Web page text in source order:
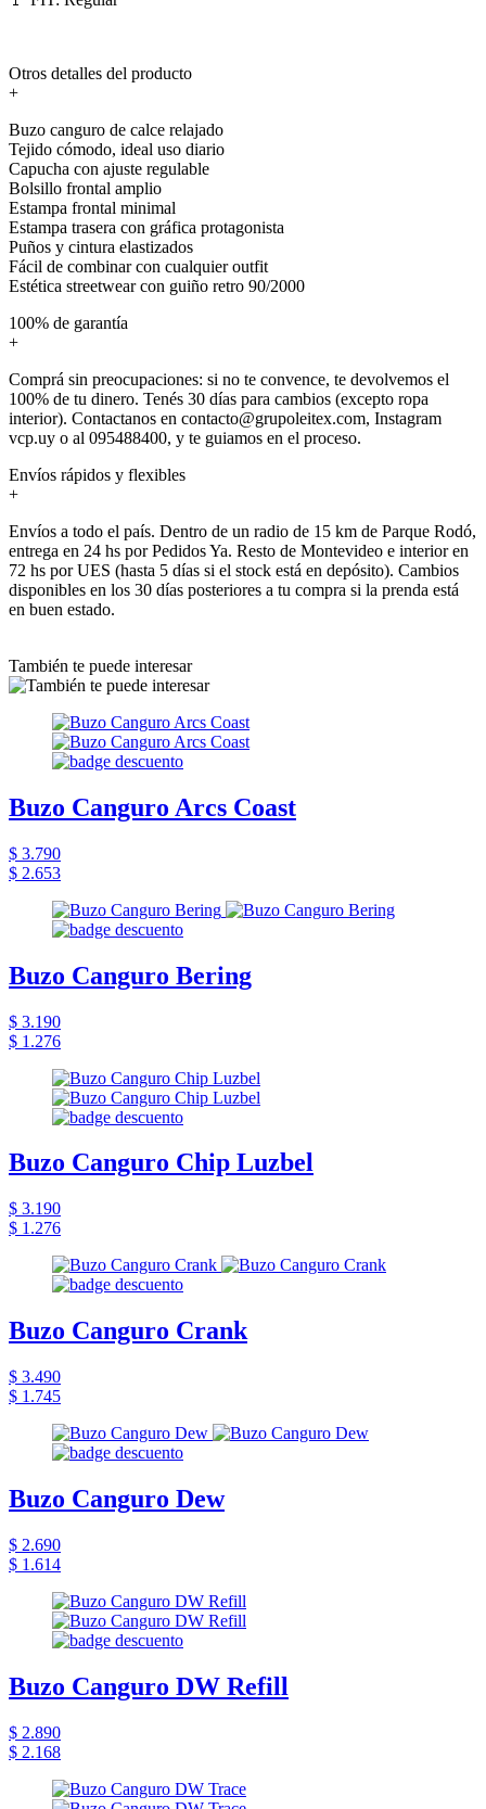
Otros detalles del producto
+
Buzo canguro de calce relajado
Tejido cómodo, ideal uso diario
Capucha con ajuste regulable
Bolsillo frontal amplio
Estampa frontal minimal
Estampa trasera con gráfica protagonista
Puños y cintura elastizados
Fácil de combinar con cualquier outfit
Estética streetwear con guiño retro 90/2000
100% de garantía
+
Comprá sin preocupaciones: si no te convence, te devolvemos el
100% de tu dinero. Tenés 30 días para cambios (excepto ropa
interior). Contactanos en contacto@grupoleitex.com, Instagram
vcp.uy o al 095488400, y te guiamos en el proceso.
Envíos rápidos y flexibles
+
Envíos a todo el país. Dentro de un radio de 15 km de Parque Rodó,
entrega en 24 hs por Pedidos Ya. Resto de Montevideo e interior en
72 hs por UES (hasta 5 días si el stock está en depósito). Cambios
disponibles en los 30 días posteriores a tu compra si la prenda está
en buen estado.
También te puede interesar
Buzo Canguro Arcs Coast
$ 3.790
$ 2.653
Buzo Canguro Bering
$ 3.190
$ 1.276
Buzo Canguro Chip Luzbel
$ 3.190
$ 1.276
Buzo Canguro Crank
$ 3.490
$ 1.745
Buzo Canguro Dew
$ 2.690
$ 1.614
Buzo Canguro DW Refill
$ 2.890
$ 2.168